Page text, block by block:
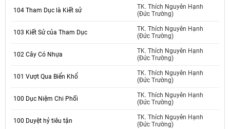
104 Tham Dục là Kiết sử
TK. Thích Nguyên Hạnh
(Đức Trường)
103 Kiết Sử của Tham Dục
TK. Thích Nguyên Hạnh
(Đức Trường)
102 Cây Có Nhựa
TK. Thích Nguyên Hạnh
(Đức Trường)
101 Vượt Qua Biển Khổ
TK. Thích Nguyên Hạnh
(Đức Trường)
100 Dục Niệm Chi Phối
TK. Thích Nguyên Hạnh
(Đức Trường)
100 Duyệt hỷ tiêu tận
TK. Thích Nguyên Hạnh
(Đức Trường)